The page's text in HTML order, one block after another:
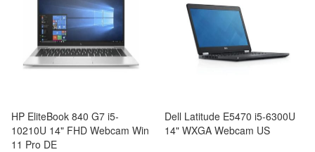
HP EliteBook 840 G7 i5-
10210U 14" FHD Webcam Win
11 Pro DE
Dell Latitude E5470 i5-6300U
14" WXGA Webcam US